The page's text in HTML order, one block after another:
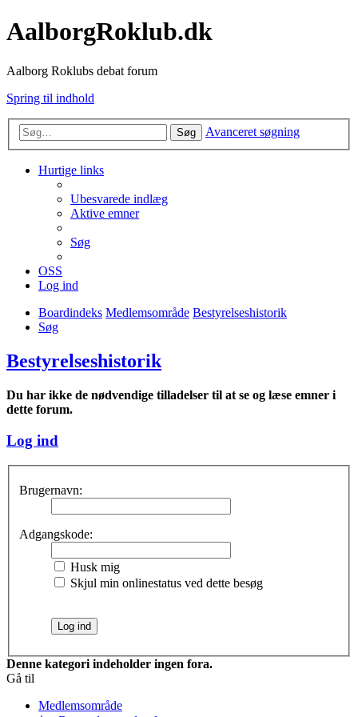
AalborgRoklub.dk
Aalborg Roklubs debat forum
Spring til indhold
Søg Avanceret søgning
Hurtige links
Ubesvarede indlæg
Aktive emner
Søg
OSS
Log ind
Boardindeks Medlemsområde Bestyrelseshistorik
Søg
Bestyrelseshistorik
Du har ikke de nødvendige tilladelser til at se og læse emner i
dette forum.
Log ind
Brugernavn:
Adgangskode:
Husk mig
Skjul min onlinestatus ved dette besøg
Denne kategori indeholder ingen fora.
Gå til
Medlemsområde